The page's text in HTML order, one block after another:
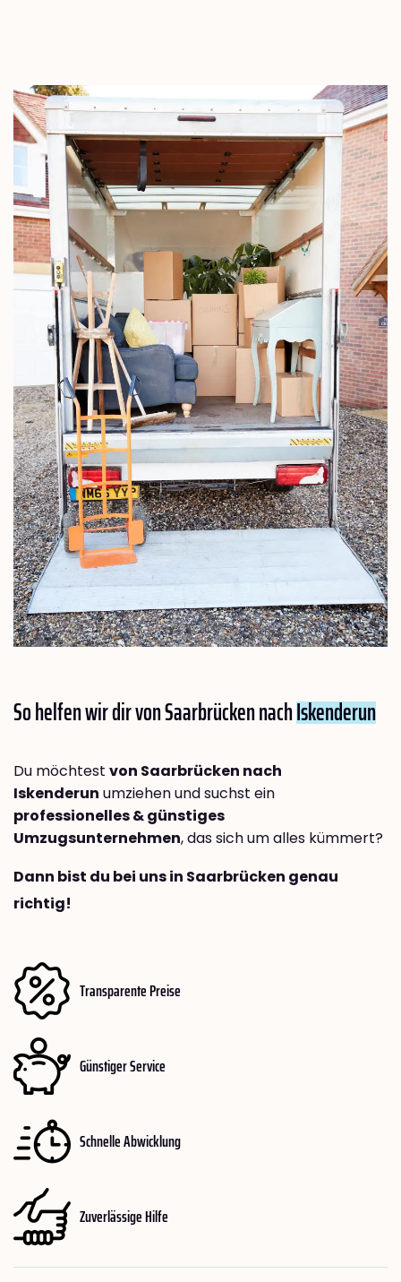
So helfen wir dir von Saarbrücken nachIskenderun
Du möchtest von Saarbrücken nach
Iskenderun umziehen und suchst ein
professionelles & günstiges
Umzugsunternehmen, das sich um alles kümmert?
Dann bist du bei uns in Saarbrücken genau
richtig!
Transparente Preise
Günstiger Service
Schnelle Abwicklung
Zuverlässige Hilfe